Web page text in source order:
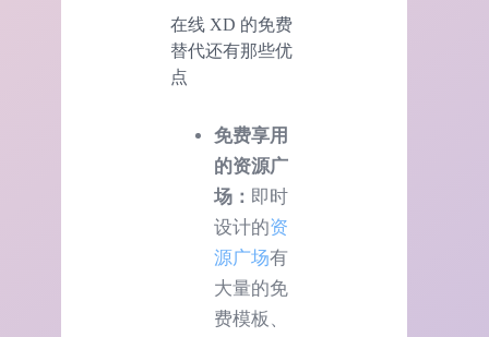
在线 XD 的免费
替代还有那些优
点
免费享用
的资源广
场： 即时
设计的资
源广场有
大量的免
费模板、